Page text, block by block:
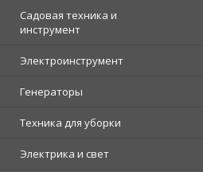
Садовая техника и
инструмент
Электроинструмент
Генераторы
Техника для уборки
Электрика и свет